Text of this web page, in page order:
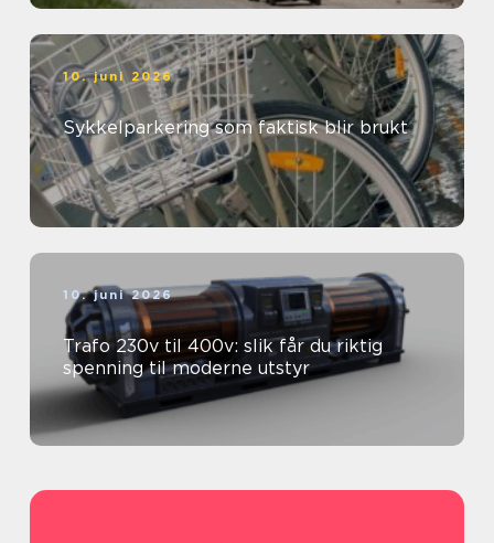
10. juni 2026
Sykkelparkering som faktisk blir brukt
10. juni 2026
Trafo 230v til 400v: slik får du riktig
spenning til moderne utstyr